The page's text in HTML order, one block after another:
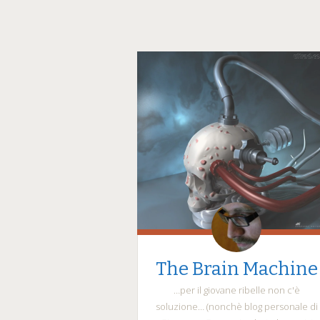
The Brain Machine
…per il giovane ribelle non c'è
soluzione… (nonchè blog personale di